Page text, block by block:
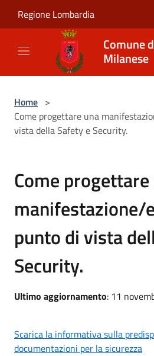
Regione Lombardia
Comune
Milanese
Home >
Come progettare una
vista della Safety e Security.
Come
manifestazione/
punto di vista
Security.
Ultimo aggiornamento: 11
Scarica la informativa sulla
documentazioni per la sicurezza